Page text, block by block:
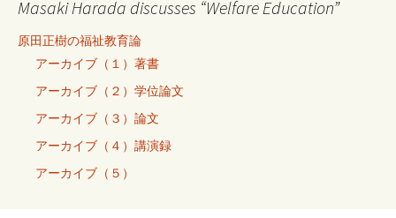
Masaki Harada discusses “Welfare Education”
原田正樹の福祉教育論
アーカイブ（１）著書
アーカイブ（２）学位論文
アーカイブ（３）論文
アーカイブ（４）講演録
アーカイブ（５）